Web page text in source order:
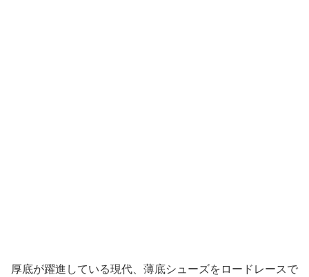
厚底が躍進している現代、薄底シューズをロードレースで